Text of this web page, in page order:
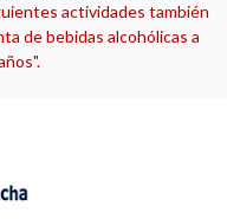
actividades también
de bebidas alcohólicas a